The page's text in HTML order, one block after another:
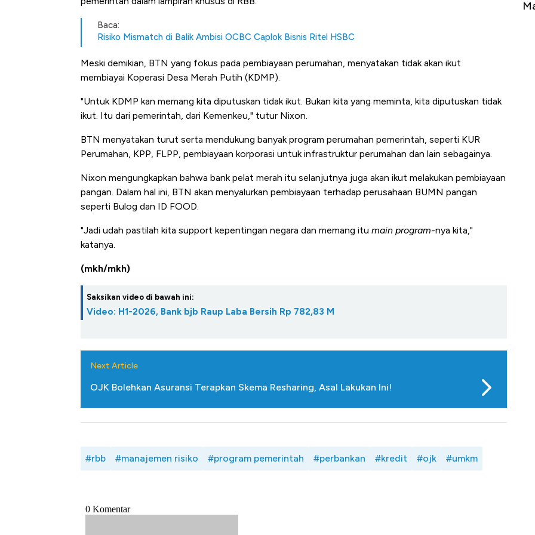
Baca:
Risiko Mismatch di Balik Ambisi OCBC Caplok Bisnis Ritel HSBC
Meski demikian, BTN yang fokus pada pembiayaan perumahan, menyatakan tidak akan ikut
membiayai Koperasi Desa Merah Putih (KDMP).
"Untuk KDMP kan memang kita diputuskan tidak ikut. Bukan kita yang meminta, kita diputuskan tidak
ikut. Itu dari pemerintah, dari Kemenkeu," tutur Nixon.
BTN menyatakan turut serta mendukung banyak program perumahan pemerintah, seperti KUR
Perumahan, KPP, FLPP, pembiayaan korporasi untuk infrastruktur perumahan dan lain sebagainya.
Nixon mengungkapkan bahwa bank pelat merah itu selanjutnya juga akan ikut melakukan pembiayaan
pangan. Dalam hal ini, BTN akan menyalurkan pembiayaan terhadap perusahaan BUMN pangan
seperti Bulog dan ID FOOD.
"Jadi udah pastilah kita support kepentingan negara dan memang itu main program-nya kita,"
katanya.
(mkh/mkh)
Saksikan video di bawah ini:
Video: H1-2026, Bank bjb Raup Laba Bersih Rp 782,83 M
Next Article
OJK Bolehkan Asuransi Terapkan Skema Resharing, Asal Lakukan Ini!
#rbb #manajemen risiko #program pemerintah #perbankan #kredit #ojk #umkm
Tembaga Terbang ke Zona Berbahaya